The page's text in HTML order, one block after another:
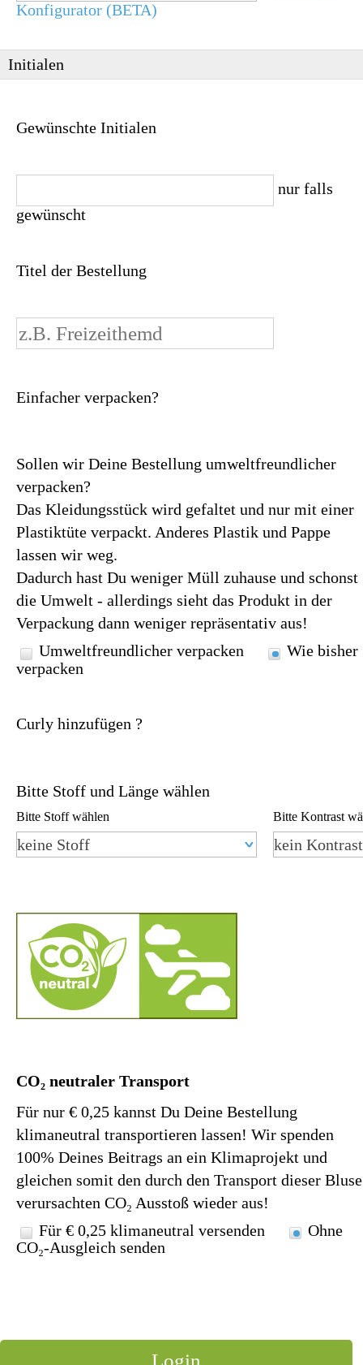
Bügeleigenschaft☆☆☆☆ (4/5.0)
Plain / 100% Polyester
Bald ausverkauft - Kommt nicht wieder
Aladdin
Tragekomfort
☆☆☆☆ (4/5.0)
Bügeleigenschaft☆☆☆ (3.5/5.0)
Satin / 100% Baumwolle
Tragekomfort☆☆☆☆ (4/5.0)
Bügeleigenschaft☆☆☆☆ (4/5.0)
Konfigurator (BETA)
Initialen
Gewünschte Initialen
nur falls
gewünscht
Titel der Bestellung
Einfacher verpacken?
Sollen wir Deine Bestellung umweltfreundlicher
verpacken?
Das Kleidungsstück wird gefaltet und nur mit einer
Plastiktüte verpackt. Anderes Plastik und Pappe
lassen wir weg.
Dadurch hast Du weniger Müll zuhause und schonst
die Umwelt - allerdings sieht das Produkt in der
Verpackung dann weniger repräsentativ aus!
Umweltfreundlicher verpacken
Wie bisher
verpacken
Curly hinzufügen ?
Bitte Stoff und Länge wählen
Bitte Stoff wählen
keine Stoff
Bitte Kontrast
kein
CO₂ neutraler Transport
Für nur € 0,25 kannst Du Deine Bestellung
klimaneutral transportieren lassen! Wir spenden
100% Deines Beitrags an ein Klimaprojekt und
gleichen somit den durch den Transport dieser Bluse
verursachten CO₂ Ausstoß wieder aus!
Für € 0,25 klimaneutral versenden
Ohne
CO₂-Ausgleich senden